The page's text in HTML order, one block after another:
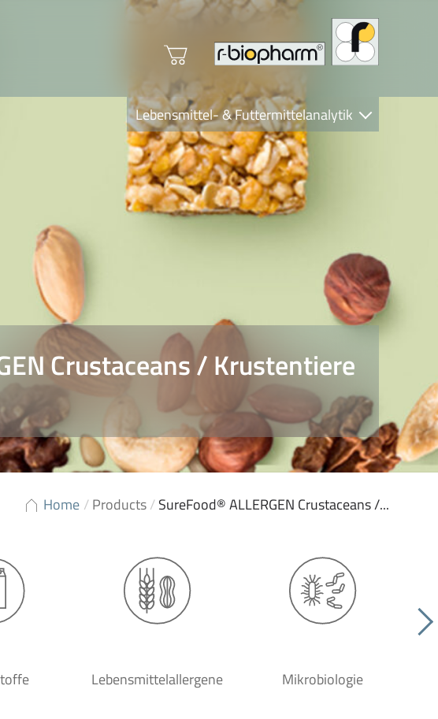
Lebensmittel- & Futtermittelanalytik
Clinical Diagnostics
R-Biopharm AG
Nutrition Care
Crustaceans / Krustentiere
Home /Products/SureFood® ALLERGEN Crustaceans /...
Lebensmittelallergene Mikrobiologie